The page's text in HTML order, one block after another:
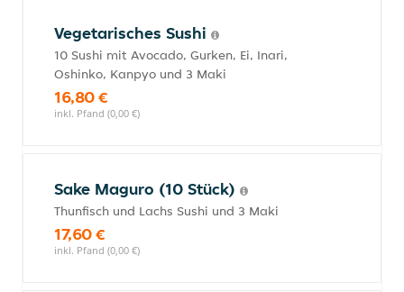
Vegetarisches Sushi
10 Sushi mit Avocado, Gurken, Ei, Inari,
Oshinko, Kanpyo und 3 Maki
16,80 €
inkl. Pfand (0,00 €)
Sake Maguro (10 Stück)
Thunfisch und Lachs Sushi und 3 Maki
17,60 €
inkl. Pfand (0,00 €)